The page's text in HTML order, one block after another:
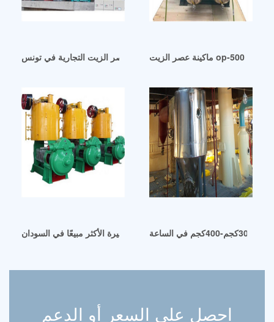
آلات عصر الزيت التجارية في تونس
آلة عصر الزيت الكبيرة الأكثر مبيعًا في السودان
احصل على السعر أو الدعم